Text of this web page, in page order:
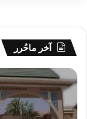
آخر ماحُرر